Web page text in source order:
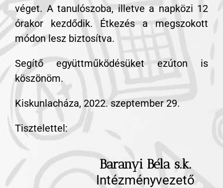
véget. A tanulószoba, illetve a napközi 12
órakor kezdődik. Étkezés a megszokott
módon lesz biztosítva.
Segítő együttműködésüket ezúton is
köszönöm.
Kiskunlacháza, 2022. szeptember 29.
Tisztelettel:
Baranyi Béla s.k.
Intézményvezető